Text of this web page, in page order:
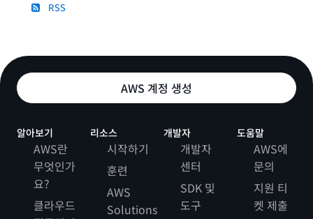
RSS
AWS 계정 생성
알아보기
AWS란
무엇인가
요?
클라우드
리소스
시작하기
훈련
AWS
Solutions
개발자
개발자
센터
SDK 및
도구
도움말
AWS에
문의
지원 티
켓 제출